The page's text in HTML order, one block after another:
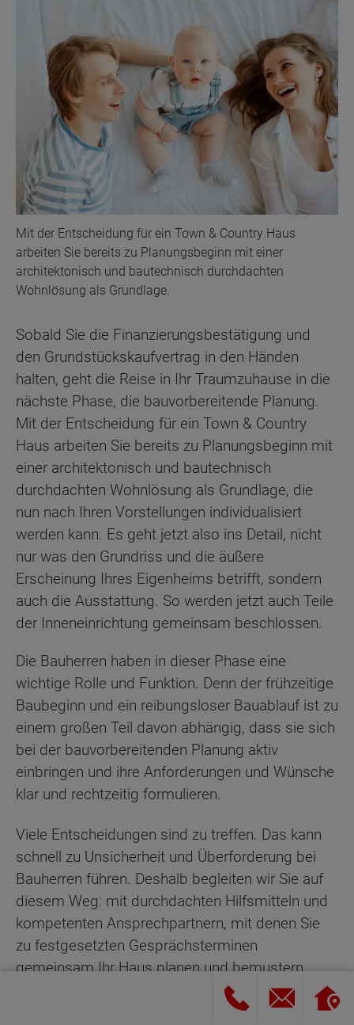
Mit der Entscheidung für ein Town & Country Haus
arbeiten Sie bereits zu Planungsbeginn mit einer
architektonisch und bautechnisch durchdachten
Wohnlösung als Grundlage.
Sobald Sie die Finanzierungsbestätigung und
den Grundstückskaufvertrag in den Händen
halten, geht die Reise in Ihr Traumzuhause in die
nächste Phase, die bauvorbereitende Planung.
Mit der Entscheidung für ein Town & Country
Haus arbeiten Sie bereits zu Planungsbeginn mit
einer architektonisch und bautechnisch
durchdachten Wohnlösung als Grundlage, die
nun nach Ihren Vorstellungen individualisiert
werden kann. Es geht jetzt also ins Detail, nicht
nur was den Grundriss und die äußere
Erscheinung Ihres Eigenheims betrifft, sondern
auch die Ausstattung. So werden jetzt auch Teile
der Inneneinrichtung gemeinsam beschlossen.
Die Bauherren haben in dieser Phase eine
wichtige Rolle und Funktion. Denn der frühzeitige
Baubeginn und ein reibungsloser Bauablauf ist zu
einem großen Teil davon abhängig, dass sie sich
bei der bauvorbereitenden Planung aktiv
einbringen und ihre Anforderungen und Wünsche
klar und rechtzeitig formulieren.
Viele Entscheidungen sind zu treffen. Das kann
schnell zu Unsicherheit und Überforderung bei
Bauherren führen. Deshalb begleiten wir Sie auf
diesem Weg: mit durchdachten Hilfsmitteln und
kompetenten Ansprechpartnern, mit denen Sie
zu festgesetzten Gesprächsterminen
gemeinsam Ihr Haus planen und bemustern.